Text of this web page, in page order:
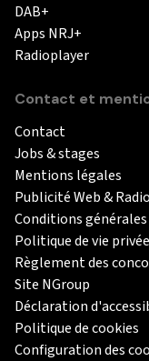
DAB+
Apps NRJ+
Radioplayer
Contact et
Contact
Jobs & stages
Mentions légales
Publicité Web & Radio
Conditions
Politique de vie privée
Règlement des
Site NGroup
Déclaration
Politique de cookies
Configuration des